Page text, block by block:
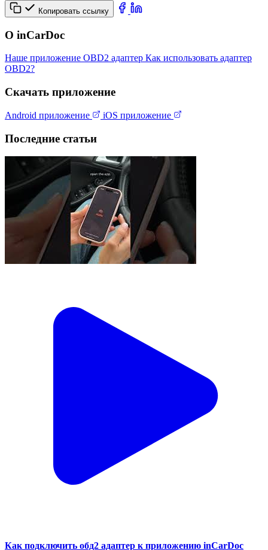
Копировать ссылку
О inCarDoc
Наше приложение OBD2 адаптер Как использовать адаптер
OBD2?
Скачать приложение
Android приложение iOS приложение
Последние статьи
Как подключить обд2 адаптер к приложению inCarDoc